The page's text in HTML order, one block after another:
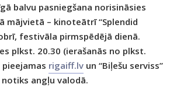
balvu pasniegšana norisināsies
mājvietā – kinoteātrī “Splendid
festivāla pirmspēdējā dienā.
plkst. 20.30 (ierašanās no plkst.
rigaiff.lv un “Biļešu serviss”
notiks angļu valodā.